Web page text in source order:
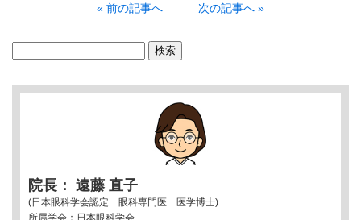
« 前の記事へ 次の記事へ »
院長： 遠藤 直子
(日本眼科学会認定 眼科専門医 医学博士)
所属学会：日本眼科学会